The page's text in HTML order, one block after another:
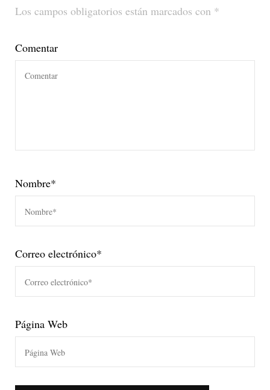
Los campos obligatorios están marcados con *
Comentar
Nombre*
Correo electrónico*
Página Web